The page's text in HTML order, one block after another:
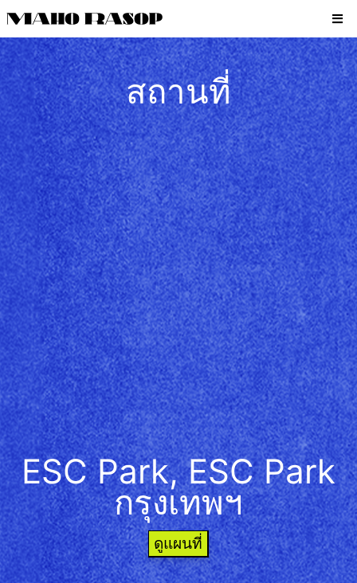
สถานที่
ESC Park, ESC Park
กรุงเทพฯ
ดูแผนที่